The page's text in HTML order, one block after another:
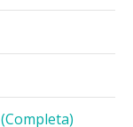
(Completa)